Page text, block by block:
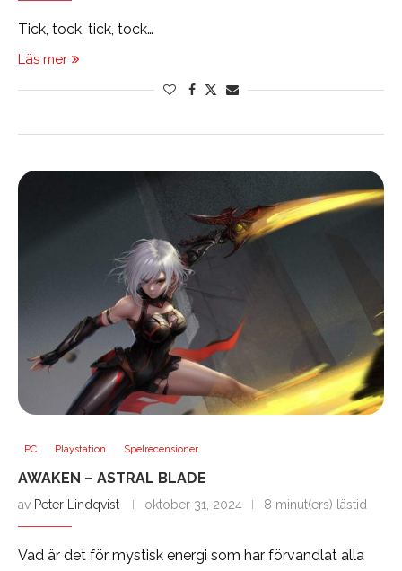
Tick, tock, tick, tock…
Läs mer
PC Playstation Spelrecensioner
AWAKEN – ASTRAL BLADE
av Peter Lindqvist oktober 31, 2024 8 minut(ers) lästid
Vad är det för mystisk energi som har förvandlat alla